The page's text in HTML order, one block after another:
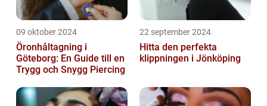
09 oktober 2024
Öronhåltagning i
Göteborg: En Guide till en
Trygg och Snygg Piercing
22 september 2024
Hitta den perfekta
klippningen i Jönköping